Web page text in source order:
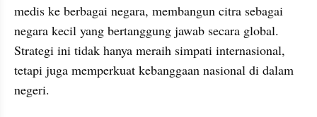
medis ke berbagai negara, membangun citra sebagai
negara kecil yang bertanggung jawab secara global.
Strategi ini tidak hanya meraih simpati internasional,
tetapi juga memperkuat kebanggaan nasional di dalam
negeri.